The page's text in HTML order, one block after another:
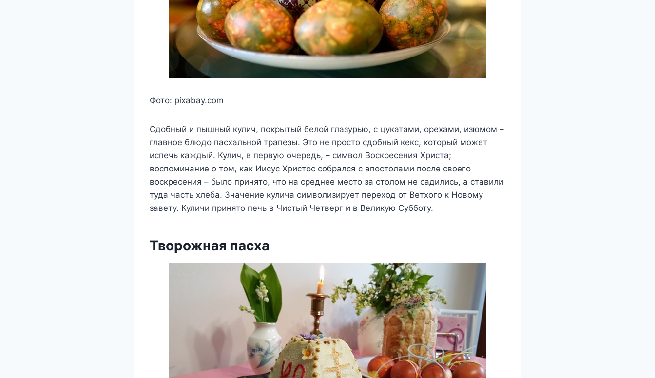
Фото: pixabay.com
Сдобный и пышный кулич, покрытый белой глазурью, с цукатами, орехами, изюмом –
главное блюдо пасхальной трапезы. Это не просто сдобный кекс, который может
испечь каждый. Кулич, в первую очередь, – символ Воскресения Христа;
воспоминание о том, как Иисус Христос собрался с апостолами после своего
воскресения – было принято, что на среднее место за столом не садились, а ставили
туда часть хлеба. Значение кулича символизирует переход от Ветхого к Новому
завету. Куличи принято печь в Чистый Четверг и в Великую Субботу.
Творожная пасха